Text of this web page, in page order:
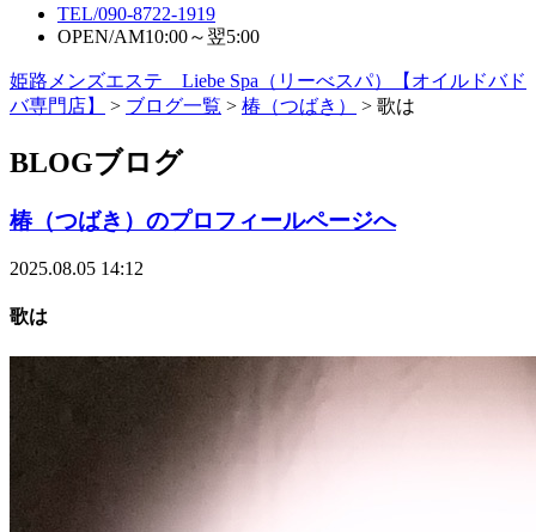
TEL/090-8722-1919
OPEN/AM10:00～翌5:00
姫路メンズエステ Liebe Spa（リーべスパ）【オイルドバド
バ専門店】
> ブログ一覧 > 椿（つばき） > 歌は
BLOGブログ
椿（つばき）のプロフィールページへ
2025.08.05 14:12
歌は